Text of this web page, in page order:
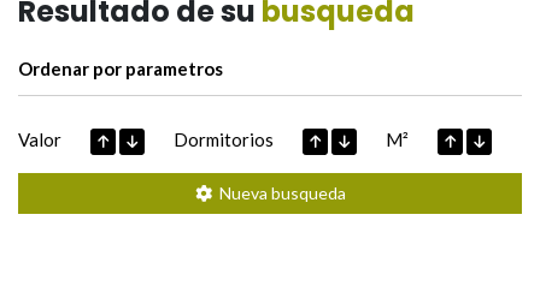
Resultado de su busqueda
Ordenar por parametros
Valor Dormitorios M²
Nueva busqueda